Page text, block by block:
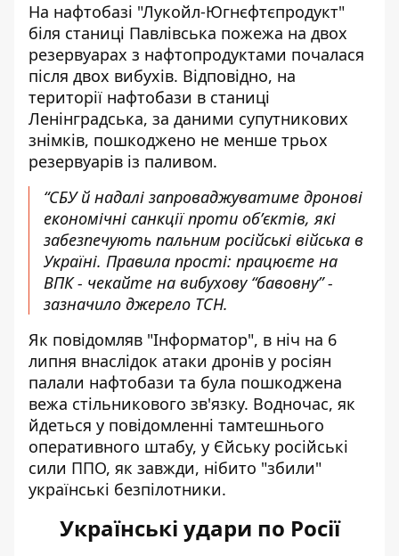
На нафтобазі "Лукойл-Югнєфтєпродукт"
біля станиці Павлівська пожежа на двох
резервуарах з нафтопродуктами почалася
після двох вибухів. Відповідно, на
території нафтобази в станиці
Ленінградська, за даними супутникових
знімків, пошкоджено не менше трьох
резервуарів із паливом.
“СБУ й надалі запроваджуватиме дронові
економічні санкції проти обʼєктів, які
забезпечують пальним російські війська в
Україні. Правила прості: працюєте на
ВПК - чекайте на вибухову “бавовну” -
зазначило джерело ТСН.
Як повідомляв "Інформатор", в ніч на 6
липня внаслідок атаки дронів у росіян
палали нафтобази та була пошкоджена
вежа стільникового зв'язку. Водночас, як
йдеться у повідомленні тамтешнього
оперативного штабу, у Єйську російські
сили ППО, як завжди, нібито "збили"
українські безпілотники.
Українські удари по Росії